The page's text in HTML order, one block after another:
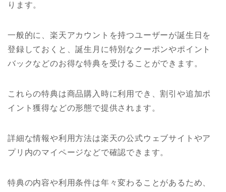
ります。
一般的に、楽天アカウントを持つユーザーが誕生日を
登録しておくと、誕生月に特別なクーポンやポイント
バックなどのお得な特典を受けることができます。
これらの特典は商品購入時に利用でき、割引や追加ポ
イント獲得などの形態で提供されます。
詳細な情報や利用方法は楽天の公式ウェブサイトやア
プリ内のマイページなどで確認できます。
特典の内容や利用条件は年々変わることがあるため、